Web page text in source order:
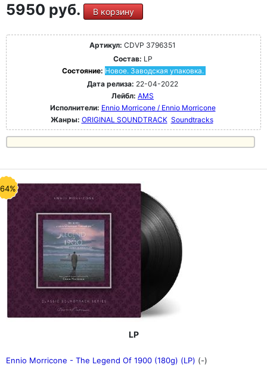
5950 руб. В корзину
Артикул: CDVP 3796351
Состав: LP
Состояние: Новое. Заводская упаковка.
Дата релиза: 22-04-2022
Лейбл: AMS
Исполнители: Ennio Morricone / Ennio Morricone
Жанры: ORIGINAL SOUNDTRACK Soundtracks
LP
Ennio Morricone - The Legend Of 1900 (180g) (LP) (-)